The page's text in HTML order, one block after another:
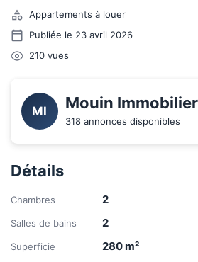
Appartements à louer
Publiée le 23 avril 2026
210 vues
MI Mouin Immobilier
318 annonces disponibles
Détails
Chambres 2
Salles de bains 2
Superficie 280m²